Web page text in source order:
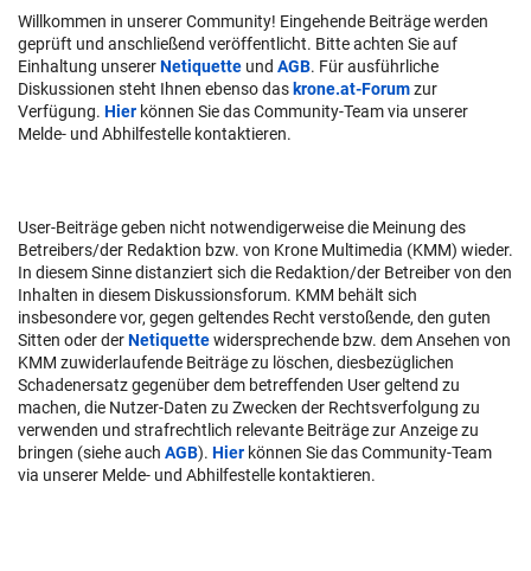
Willkommen in unserer Community! Eingehende Beiträge werden
geprüft und anschließend veröffentlicht. Bitte achten Sie auf
Einhaltung unsererNetiquette und AGB. Für ausführliche
Diskussionen steht Ihnen ebenso das krone.at-Forumzur
Verfügung. Hier können Sie das Community-Team via unserer
Melde- und Abhilfestelle kontaktieren.
User-Beiträge geben nicht notwendigerweise die Meinung des
Betreibers/der Redaktion bzw. von Krone Multimedia (KMM) wieder.
In diesem Sinne distanziert sich die Redaktion/der Betreiber von den
Inhalten in diesem Diskussionsforum. KMM behält sich
insbesondere vor, gegen geltendes Recht verstoßende, den guten
Sitten oder derNetiquettewidersprechende bzw. dem Ansehen von
KMM zuwiderlaufende Beiträge zu löschen, diesbezüglichen
Schadenersatz gegenüber dem betreffenden User geltend zu
machen, die Nutzer-Daten zu Zwecken der Rechtsverfolgung zu
verwenden und strafrechtlich relevante Beiträge zur Anzeige zu
bringen (siehe auch AGB). Hier können Sie das Community-Team
via unserer Melde- und Abhilfestelle kontaktieren.